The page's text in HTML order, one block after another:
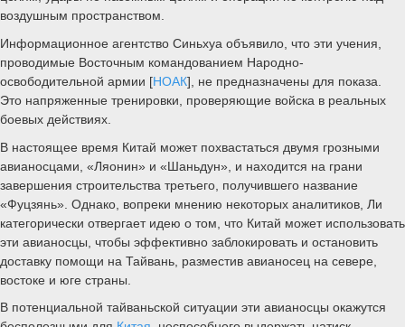
воздушным пространством.
Информационное агентство Синьхуа объявило, что эти учения,
проводимые Восточным командованием Народно-
освободительной армии [НОАК], не предназначены для показа.
Это напряженные тренировки, проверяющие войска в реальных
боевых действиях.
В настоящее время Китай может похвастаться двумя грозными
авианосцами, «Ляонин» и «Шаньдун», и находится на грани
завершения строительства третьего, получившего название
«Фуцзянь». Однако, вопреки мнению некоторых аналитиков, Ли
категорически отвергает идею о том, что Китай может использовать
эти авианосцы, чтобы эффективно заблокировать и остановить
доставку помощи на Тайвань, разместив авианосец на севере,
востоке и юге страны.
В потенциальной тайваньской ситуации эти авианосцы окажутся